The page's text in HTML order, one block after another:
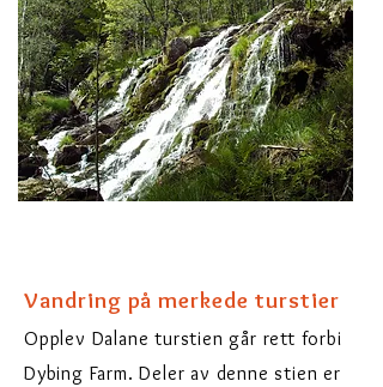
Vandring på merkede turstier
Opplev Dalane turstien går rett forbi
Dybing Farm. Deler av denne stien er